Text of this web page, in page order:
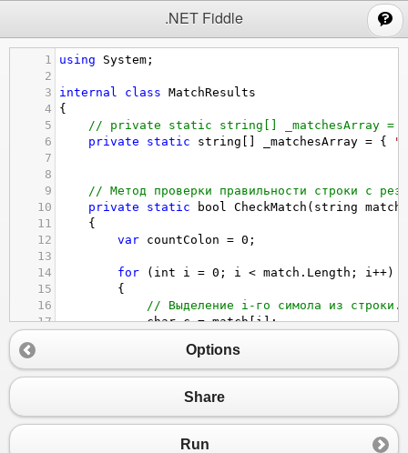
.NET Fiddle
1 using System ;
2
3
internal class MatchResults
4
{
5
// private static string[]
6
private static string _matchesArray = {
7
8
9
// Метод проверки правильности строки с
10
private static bool CheckMatch ( string match
11
    {
12
var countColon = 0 ;
13
14
for ( int i = 0 ; i < match . Length ; i ++)
15
        {
16
// Выделение i-го симола из строки.
17
char c = match[i];
20
// Проверка правильности первого и
23
return false;
Options
Share
Run